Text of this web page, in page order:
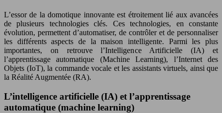
L’essor de la domotique innovante est étroitement lié aux avancées
de plusieurs technologies clés. Ces technologies, en constante
évolution, permettent d’automatiser, de contrôler et de personnaliser
les différents aspects de la maison intelligente. Parmi les plus
importantes, on retrouve l’Intelligence Artificielle (IA) et
l’apprentissage automatique (Machine Learning), l’Internet des
Objets (IoT), la commande vocale et les assistants virtuels, ainsi que
la Réalité Augmentée (RA).
L’intelligence artificielle (IA) et l’apprentissage
automatique (machine learning)